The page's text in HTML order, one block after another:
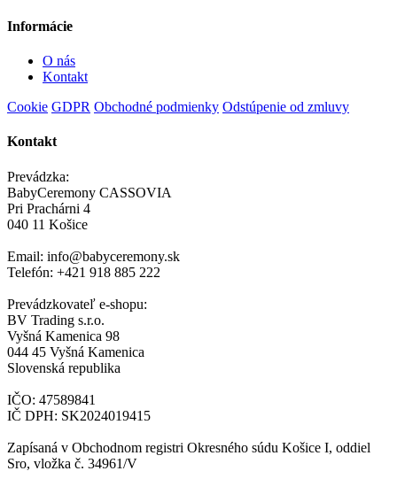
Informácie
O nás
Kontakt
Cookie GDPR Obchodné podmienky Odstúpenie od zmluvy
Kontakt
Prevádzka:
BabyCeremony CASSOVIA
Pri Prachárni 4
040 11 Košice
Email: info@babyceremony.sk
Telefón: +421 918 885 222
Prevádzkovateľ e-shopu:
BV Trading s.r.o.
Vyšná Kamenica 98
044 45 Vyšná Kamenica
Slovenská republika
IČO: 47589841
IČ DPH: SK2024019415
Zapísaná v Obchodnom registri Okresného súdu Košice I, oddiel
Sro, vložka č. 34961/V